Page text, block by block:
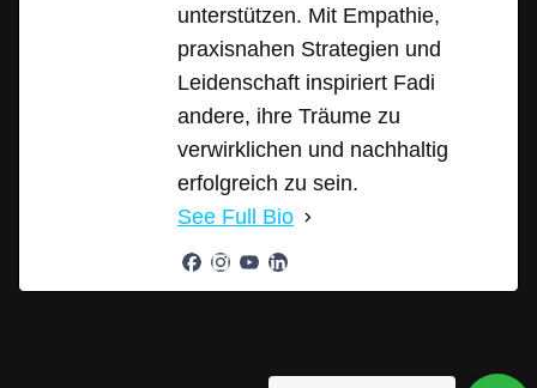
unterstützen. Mit Empathie,
praxisnahen Strategien und
Leidenschaft inspiriert Fadi
andere, ihre Träume zu
verwirklichen und nachhaltig
erfolgreich zu sein.
See Full Bio